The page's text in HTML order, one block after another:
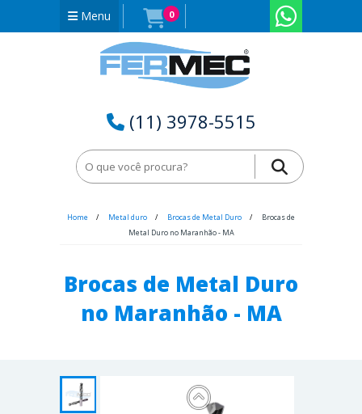
Menu 0
(11) 3978-5515
Home Metal duro Brocas de Metal Duro
Brocas de
Metal Duro no Maranhão - MA
Brocas de Metal Duro
no Maranhão - MA